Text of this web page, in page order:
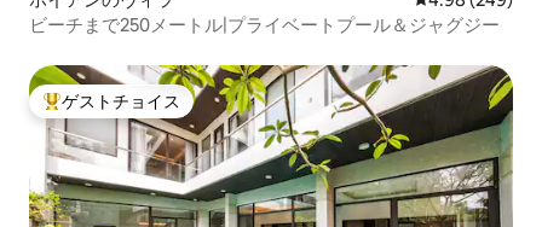
ビーチまで250メートル|プライベートプール＆ジャグジー
大好評のゲストチョイスです。
ゲストチョイス